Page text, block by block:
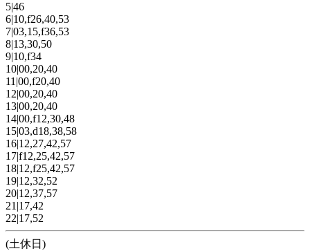
5|46
6|10,f26,40,53
7|03,15,f36,53
8|13,30,50
9|10,f34
10|00,20,40
11|00,f20,40
12|00,20,40
13|00,20,40
14|00,f12,30,48
15|03,d18,38,58
16|12,27,42,57
17|f12,25,42,57
18|12,f25,42,57
19|12,32,52
20|12,37,57
21|17,42
22|17,52
(土休日)